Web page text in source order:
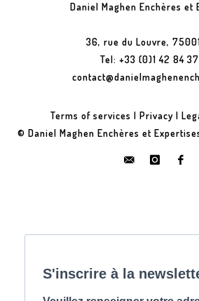
Daniel Maghen Enchères et
36, rue du Louvre,
Tel: +33 (0)1 42 84
Terms of services | Privacy |
© Daniel Maghen Enchères et